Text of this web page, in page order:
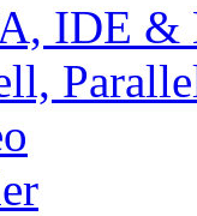
IDE &